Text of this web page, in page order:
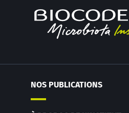
NOS PUBLICATIONS